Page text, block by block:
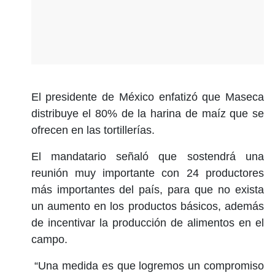
El presidente de México enfatizó que Maseca
distribuye el 80% de la harina de maíz que se
ofrecen en las tortillerías.
El mandatario señaló que sostendrá una
reunión muy importante con 24 productores
más importantes del país, para que no exista
un aumento en los productos básicos, además
de incentivar la producción de alimentos en el
campo.
“Una medida es que logremos un compromiso